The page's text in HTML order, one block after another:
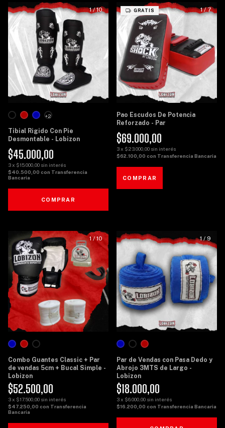
1/10
Tibial Rigido Con Pie
Desmontable - Lobizon
$45.000,00
3x $15.000,00 sin interés
$40.500,00 con Transferencia
Bancaria
+2
COMPRAR
1/7
GRATIS
Pao Escudos De Potencia
Reforzado - Par
$69.000,00
3x $23.000,00 sin interés
$62.100,00 con Transferencia Bancaria
1/10
Combo Guantes Classic + Par
de vendas 5cm + Bucal Simple -
Lobizon
$52.500,00
3x $17.500,00 sin interés
$47.250,00 con Transferencia
Bancaria
1/9
Par de Vendas con Pasa Dedo y
Abrojo 3MTS de Largo -
Lobizon
$18.000,00
3x $6.000,00 sin interés
$16.200,00 con Transferencia Bancaria